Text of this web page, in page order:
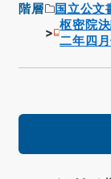
階層 国立公文
枢密院
二年四